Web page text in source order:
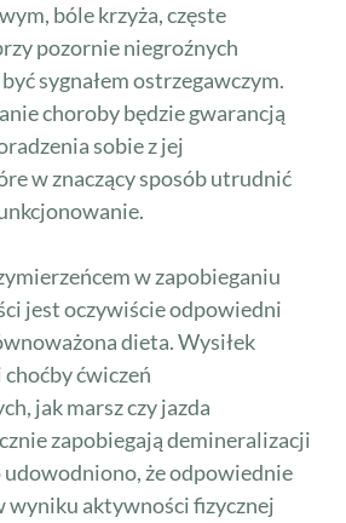
bóle krzyża, częste
pozornie niegroźnych
sygnałem ostrzegawczym.
choroby będzie gwarancją
sobie z jej
w znaczący sposób utrudnić
w zapobieganiu
jest oczywiście odpowiedni
dieta. Wysiłek
ćwiczeń
jak marsz czy jazda
zapobiegają demineralizacji
że odpowiednie
wyniku aktywności fizycznej